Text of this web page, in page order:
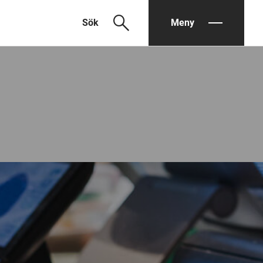
Sök search Meny